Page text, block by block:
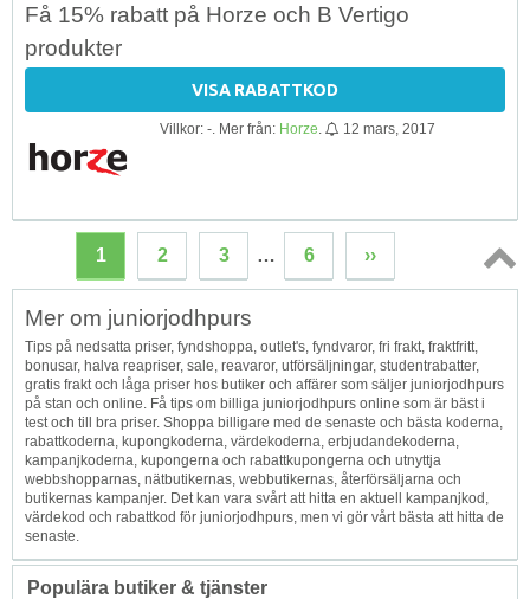
Få 15% rabatt på Horze och B Vertigo
produkter
VISA RABATTKOD
Villkor: -. Mer från: Horze 12 mars, 2017
1 2 3 … 6 ››
Topp
Mer om juniorjodhpurs
Tips på nedsatta priser, fyndshoppa, outlet's, fyndvaror, fri frakt, fraktfritt,
bonusar, halva reapriser, sale, reavaror, utförsäljningar, studentrabatter,
gratis frakt och låga priser hos butiker och affärer som säljer juniorjodhpurs
på stan och online. Få tips om billiga juniorjodhpurs online som är bäst i
test och till bra priser. Shoppa billigare med de senaste och bästa koderna,
rabattkoderna, kupongkoderna, värdekoderna, erbjudandekoderna,
kampanjkoderna, kupongerna och rabattkupongerna och utnyttja
webbshopparnas, nätbutikernas, webbutikernas, återförsäljarna och
butikernas kampanjer. Det kan vara svårt att hitta en aktuell kampanjkod,
värdekod och rabattkod för juniorjodhpurs, men vi gör vårt bästa att hitta de
senaste.
Populära butiker & tjänster